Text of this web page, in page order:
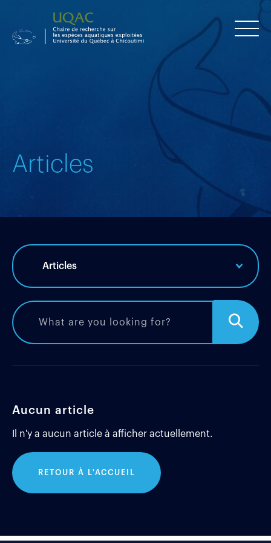
Articles
Aucun article
Il n'y a aucun article à afficher actuellement.
RETOUR À L'ACCUEIL